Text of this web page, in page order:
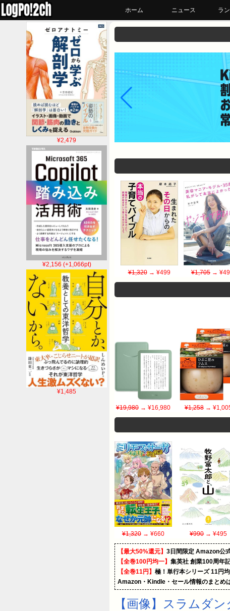
ホーム ニュース ラ
¥2,479
¥2,156 (+1,066pt)
¥1,485
¥1,320→ ¥499 ¥1,705 →
¥19,980 → ¥16,980 ¥1,258 →
¥1,320 → ¥660 ¥990→ ¥495
【最大50%還元】 3日間限定 Amazon公
【全巻100円均一】 集英社 創業100周年
【全巻11円】 極！単行本シリーズ 11円
Amazon・Kindle・セール情報のまとめ
【画像】スラムダ